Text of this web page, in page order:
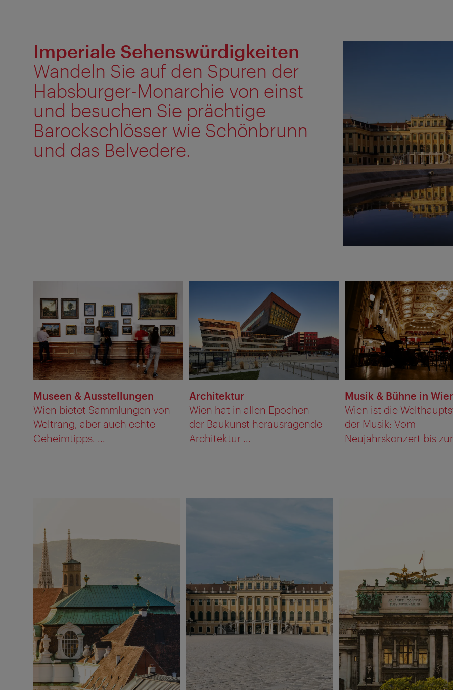
Imperiale Sehenswürdigkeiten
Wandeln Sie auf den Spuren der
Habsburger-Monarchie von einst
und besuchen Sie prächtige
Barockschlösser wie Schönbrunn
und das Belvedere.
Museen & Ausstellungen
Wien bietet Sammlungen von
Weltrang, aber auch echte
Geheimtipps. ...
Architektur
Wien hat in allen Epochen
der Baukunst herausragende
Architektur ...
Musik & Bühne in
Wien ist die
der Musik: Vom
Neujahrskonzert bis